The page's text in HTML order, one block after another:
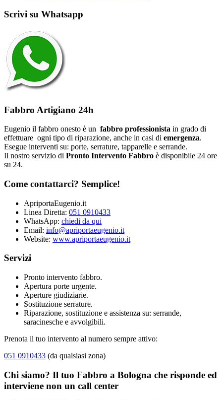
Scrivi su Whatsapp
Fabbro Artigiano 24h
Eugenio il fabbro onesto è un fabbro professionista in grado di
effettuare ogni tipo di riparazione, anche in casi di emergenza.
Esegue interventi su: porte, serrature, tapparelle e serrande.
Il nostro servizio di Pronto Intervento Fabbro è disponibile 24 ore
su 24.
Come contattarci? Semplice!
ApriportaEugenio.it
Linea Diretta: 051 0910433
WhatsApp: chiedi da qui
Email: info@apriportaeugenio.it
Website: www.apriportaeugenio.it
Servizi
Pronto intervento fabbro.
Apertura porte urgente.
Aperture giudiziarie.
Sostituzione serrature.
Riparazione, sostituzione e assistenza su: serrande,
saracinesche e avvolgibili.
Prenota il tuo intervento al numero sempre attivo:
051 0910433 (da qualsiasi zona)
Chi siamo? Il tuo Fabbro a Bologna che risponde ed
interviene non un call center